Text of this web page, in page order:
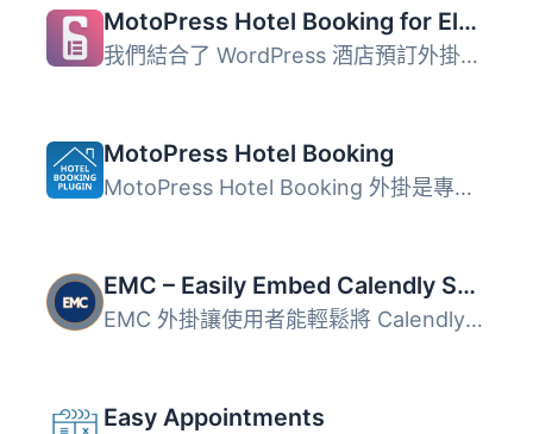
MotoPress Hotel Booking for Elementor
我們結合了 WordPress 酒店預訂外掛程式 和 Elementor，為您...
MotoPress Hotel Booking
MotoPress Hotel Booking 外掛是專為旅館和度假出租業務設計...
EMC – Easily Embed Calendly Scheduling
EMC 外掛讓使用者能輕鬆將 Calendly 預約頁面嵌入到 WordPres...
Easy Appointments